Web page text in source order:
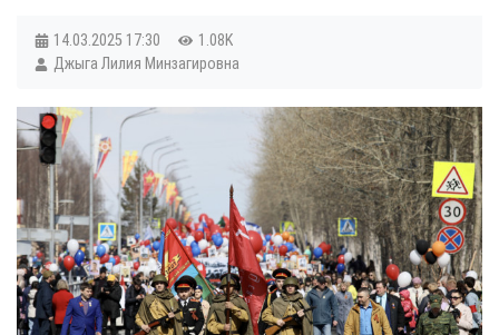
14.03.2025 17:30
1.08K
Джыга Лилия Минзагировна